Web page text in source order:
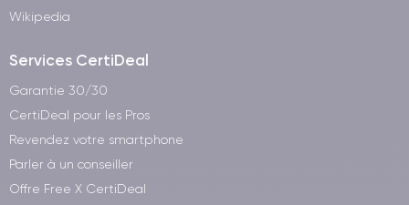
Wikipedia
Services CertiDeal
Garantie 30/30
CertiDeal pour les Pros
Revendez votre smartphone
Parler à un conseiller
Offre Free X CertiDeal